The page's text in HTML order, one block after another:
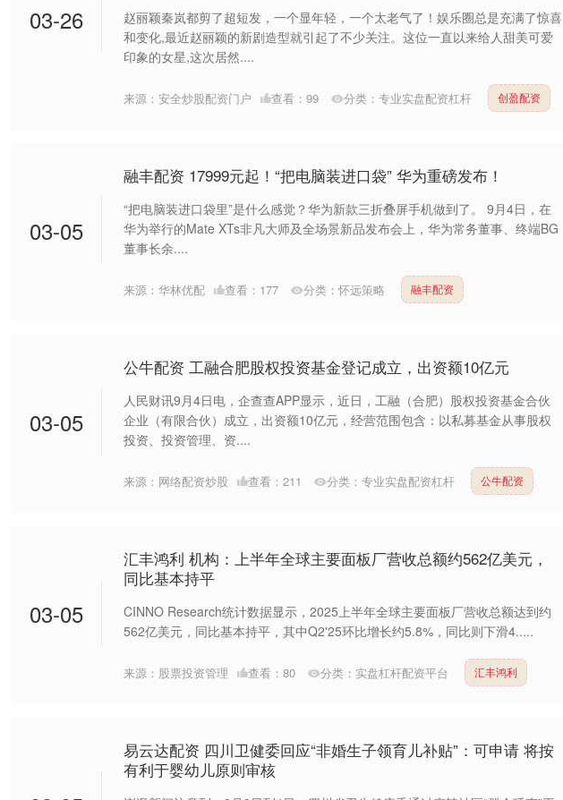
03-26
赵丽颖秦岚都剪了超短发，一个显年轻，一个太老气了！娱乐圈总是充满了惊喜
和变化,最近赵丽颖的新剧造型就引起了不少关注。这位一直以来给人甜美可爱
印象的女星,这次居然....
来源：安全炒股配资门户 查看： 99 分类： 专业实盘配资杠杆 创盈配资
03-05
融丰配资 17999元起！“把电脑装进口袋” 华为重磅发布！
“把电脑装进口袋里”是什么感觉？华为新款三折叠屏手机做到了。 9月4日，在
华为举行的Mate XTs非凡大师及全场景新品发布会上，华为常务董事、终端BG
董事长余....
来源：华林优配 查看： 177 分类： 怀远策略 融丰配资
03-05
公牛配资 工融合肥股权投资基金登记成立，出资额10亿元
人民财讯9月4日电，企查查APP显示，近日，工融（合肥）股权投资基金合伙
企业（有限合伙）成立，出资额10亿元，经营范围包含：以私募基金从事股权
投资、投资管理、资....
来源：网络配资炒股 查看： 211 分类： 专业实盘配资杠杆 公牛配资
03-05
汇丰鸿利 机构：上半年全球主要面板厂营收总额约562亿美元，
同比基本持平
CINNO Research统计数据显示，2025上半年全球主要面板厂营收总额达到约
562亿美元，同比基本持平，其中Q2'25环比增长约5.8%，同比则下滑4.....
来源：股票投资管理 查看： 80 分类： 实盘杠杆配资平台 汇丰鸿利
易云达配资 四川卫健委回应“非婚生子领育儿补贴”：可申请 将按
有利于婴幼儿原则审核